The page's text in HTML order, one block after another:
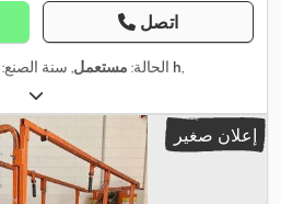
اتصل
الحالة: مستعمل, سنة الصنع: 4.974 h,
إعلان صغير